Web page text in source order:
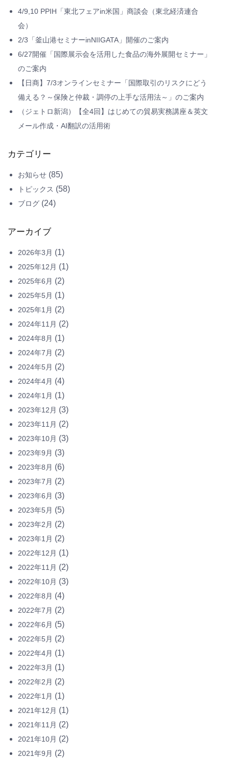
4/9,10 PPIH「東北フェアin米国」商談会（東北経済連合
会）
2/3「釜山港セミナーinNIIGATA」開催のご案内
6/27開催「国際展示会を活用した食品の海外展開セミナー」
のご案内
【日商】7/3オンラインセミナー「国際取引のリスクにどう
備える？～保険と仲裁・調停の上手な活用法～」のご案内
（ジェトロ新潟）【全4回】はじめての貿易実務講座＆英文
メール作成・AI翻訳の活用術
カテゴリー
お知らせ (85)
トピックス (58)
ブログ (24)
アーカイブ
2026年3月 (1)
2025年12月 (1)
2025年6月 (2)
2025年5月 (1)
2025年1月 (2)
2024年11月 (2)
2024年8月 (1)
2024年7月 (2)
2024年5月 (2)
2024年4月 (4)
2024年1月 (1)
2023年12月 (3)
2023年11月 (2)
2023年10月 (3)
2023年9月 (3)
2023年8月 (6)
2023年7月 (2)
2023年6月 (3)
2023年5月 (5)
2023年2月 (2)
2023年1月 (2)
2022年12月 (1)
2022年11月 (2)
2022年10月 (3)
2022年8月 (4)
2022年7月 (2)
2022年6月 (5)
2022年5月 (2)
2022年4月 (1)
2022年3月 (1)
2022年2月 (2)
2022年1月 (1)
2021年12月 (1)
2021年11月 (2)
2021年10月 (2)
2021年9月 (2)